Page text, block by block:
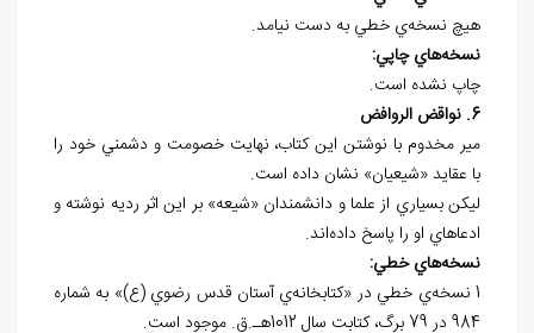
هيچ نسخهي خطي به دست نيامد.
نسخههاي چاپي:
چاپ نشده است.
6. نواقض الروافض
مير مخدوم با نوشتن اين کتاب، نهايت خصومت و دشمني خود را
با عقايد «شيعيان» نشان داده است.
ليکن بسياري از علما و دانشمندان «شيعه» بر اين اثر رديه نوشته و
ادعاهاي او را پاسخ داده‌اند.
نسخههاي خطي:
1 نسخه‌ي خطي در «کتابخانه‌ي آستان قدس رضوي (ع)» به شماره
984 در 79 برگ، کتابت سال 1012هـ.ق. موجود است.